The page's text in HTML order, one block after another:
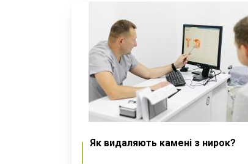
Як видаляють камені з нирок?